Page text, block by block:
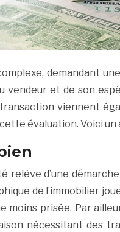
demandant
vendeur et de son
viennent
évaluation. Voici
relève d’une
de l’immobilier
moins prisée. Par
nécessitant des